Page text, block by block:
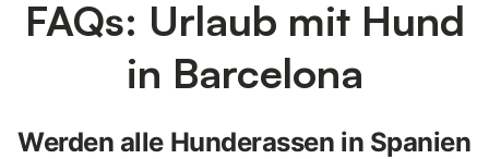
FAQs: Urlaub mit Hund
in Barcelona
Werden alle Hunderassen in Spanien